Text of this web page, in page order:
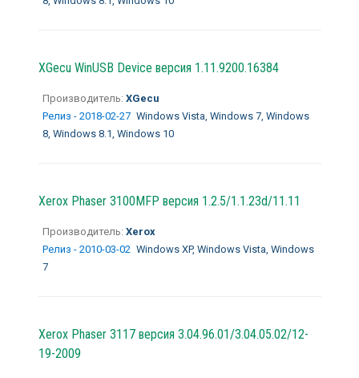
XGecu WinUSB Device версия 1.11.9200.16384
Производитель: XGecu
Релиз - 2018-02-27 Windows Vista, Windows 7, Windows
8, Windows 8.1, Windows 10
Xerox Phaser 3100MFP версия 1.2.5/1.1.23d/11.11
Производитель: Xerox
Релиз - 2010-03-02 Windows XP, Windows Vista, Windows
7
Xerox Phaser 3117 версия 3.04.96.01/3.04.05.02/12-
19-2009